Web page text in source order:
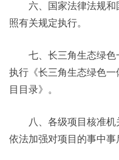
六、国家法律法规和
照有关规定执行。
七、长三角生态绿色
执行《长三角生态绿色
目目录》。
八、各级项目核准机关
依法加强对项目的事中事